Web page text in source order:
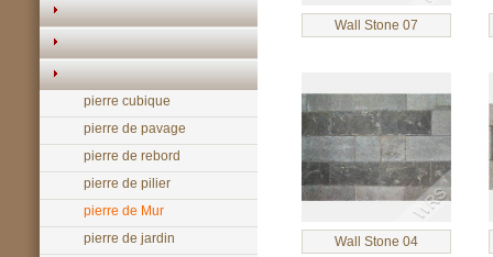
pierre cubique
pierre de pavage
pierre de rebord
pierre de pilier
pierre de Mur
pierre de jardin
Wall Stone 07
Wall Stone 04